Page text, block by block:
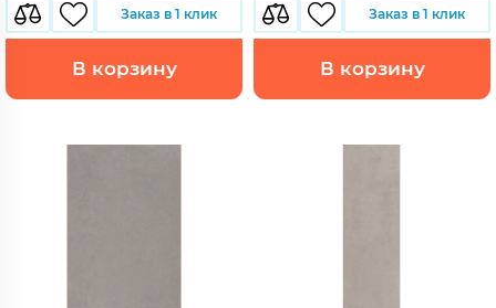
Заказ в 1 клик
В корзину
Заказ в 1 клик
В корзину